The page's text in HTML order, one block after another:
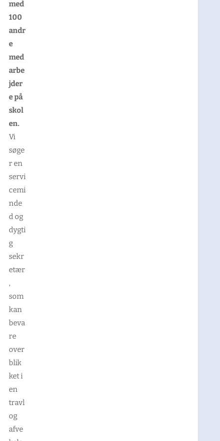
med
100
andr
e
med
arbe
jder
e på
skol
en.
Vi
søge
r en
servi
cemi
nde
d og
dygti
g
sekr
etær
,
som
kan
beva
re
over
blik
ket i
en
travl
og
afve